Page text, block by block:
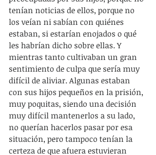
tenían noticias de ellos, porque no
los veían ni sabían con quiénes
estaban, si estarían enojados o qué
les habrían dicho sobre ellas. Y
mientras tanto cultivaban un gran
sentimiento de culpa que sería muy
difícil de aliviar. Algunas estaban
con sus hijos pequeños en la prisión,
muy poquitas, siendo una decisión
muy difícil mantenerlos a su lado,
no querían hacerlos pasar por esa
situación, pero tampoco tenían la
certeza de que afuera estuvieran